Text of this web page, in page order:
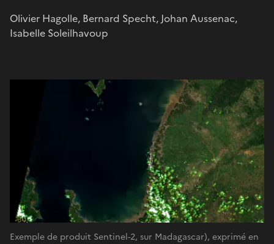
Olivier Hagolle, Bernard Specht, Johan Aussenac,
Isabelle Soleilhavoup
Exemple de produit Sentinel-2, sur Madagascar), exprimé en